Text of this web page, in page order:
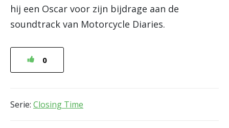
hij een Oscar voor zijn bijdrage aan de
soundtrack van Motorcycle Diaries.
0
Serie: Closing Time